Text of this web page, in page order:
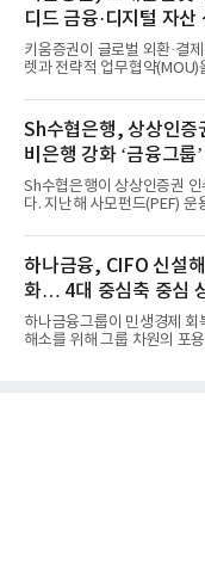
디드 금융·디지털 자산
키움증권이 글로벌 외환·결
렛과 전략적 업무협약(MOU)
Sh수협은행, 상상인
비은행 강화 ‘금융그룹
Sh수협은행이 상상인증권
다. 지난해 사모펀드(PEF) 운
하나금융, CIFO 신설
화… 4대 중심축 중심
60% 달성
하나금융그룹이 민생경제 회
해소를 위해 그룹 차원의 포